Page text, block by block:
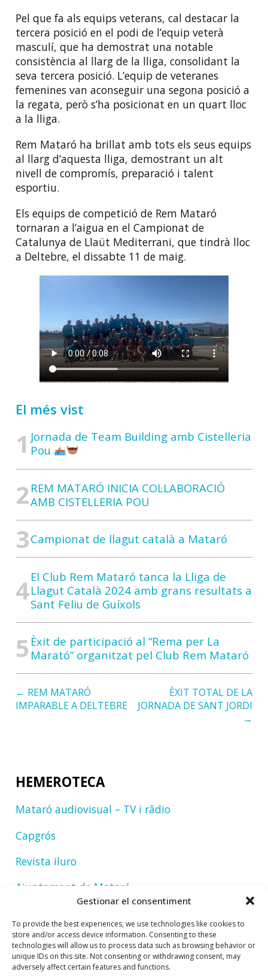
Gestionar el consentiment
To provide the best experiences, we use technologies like cookies to
store and/or access device information. Consenting to these
technologies will allow us to process data such as browsing behavior or
unique IDs on this site. Not consenting or withdrawing consent, may
adversely affect certain features and functions.
Pel que fa als equips veterans, cal destacar la
tercera posició en el podi de l’equip veterà
masculí, que ha demostrat una notable
consistència al llarg de la lliga, consolidant la
seva tercera posició. L’equip de veteranes
femenines van aconseguir una segona posició a
la regata, però s’ha posicionat en un quart lloc
a la lliga.
Rem Mataró ha brillat amb tots els seus equips
al llarg d’aquesta lliga, demostrant un alt
nivell de compromís, preparació i talent
esportiu.
Els equips de competició de Rem Mataró
tornaran a l’aigua en el Campionat de
Catalunya de Llaüt Mediterrani, que tindrà lloc
a Deltebre, el dissabte 11 de maig.
El més vist
Jornada de Team Building amb Cistelleria
Pou
REM MATARÓ INICIA COL·LABORACIÓ
AMB CISTELLERIA POU
Campionat de llagut català a Mataró
El Club Rem Mataró tanca la Lliga de
Llagut Català 2024 amb grans resultats a
Sant Feliu de Guíxols
Èxit de participació al “Rema per La
Marató” organitzat pel Club Rem Mataró
← REM MATARÓ
IMPARABLE A DELTEBRE
ÈXIT TOTAL DE LA
JORNADA DE SANT JORDI
→
HEMEROTECA
Mataró audiovisual – TV i râdio
Capgrós
Revista iluro
Ajuntament de Mataró